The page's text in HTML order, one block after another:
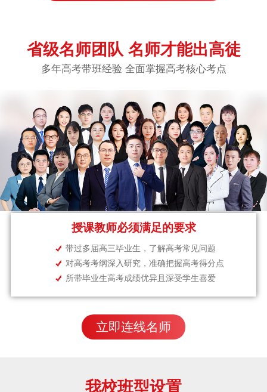
省级名师团队 名师才能出高徒
多年高考带班经验 全面掌握高考核心考点
授课教师必须满足的要求
带过多届高三毕业生，了解高考常见问题
对高考考纲深入研究，准确把握高考得分点
所带毕业生高考成绩优异且深受学生喜爱
立即连线名师
我校班型设置